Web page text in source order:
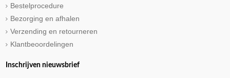
Bestelprocedure
Bezorging en afhalen
Verzending en retourneren
Klantbeoordelingen
Inschrijven nieuwsbrief